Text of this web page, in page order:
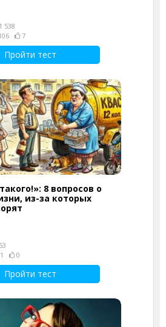
538
7
Пройти тест
8 вопросов о
из-за которых
0
Пройти тест